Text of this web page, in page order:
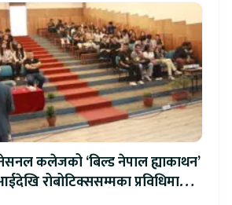
कलेजको ‘बिल्ड नेपाल ह्याकाथन’
रोबोटिक्ससम्मका प्रविधिमा